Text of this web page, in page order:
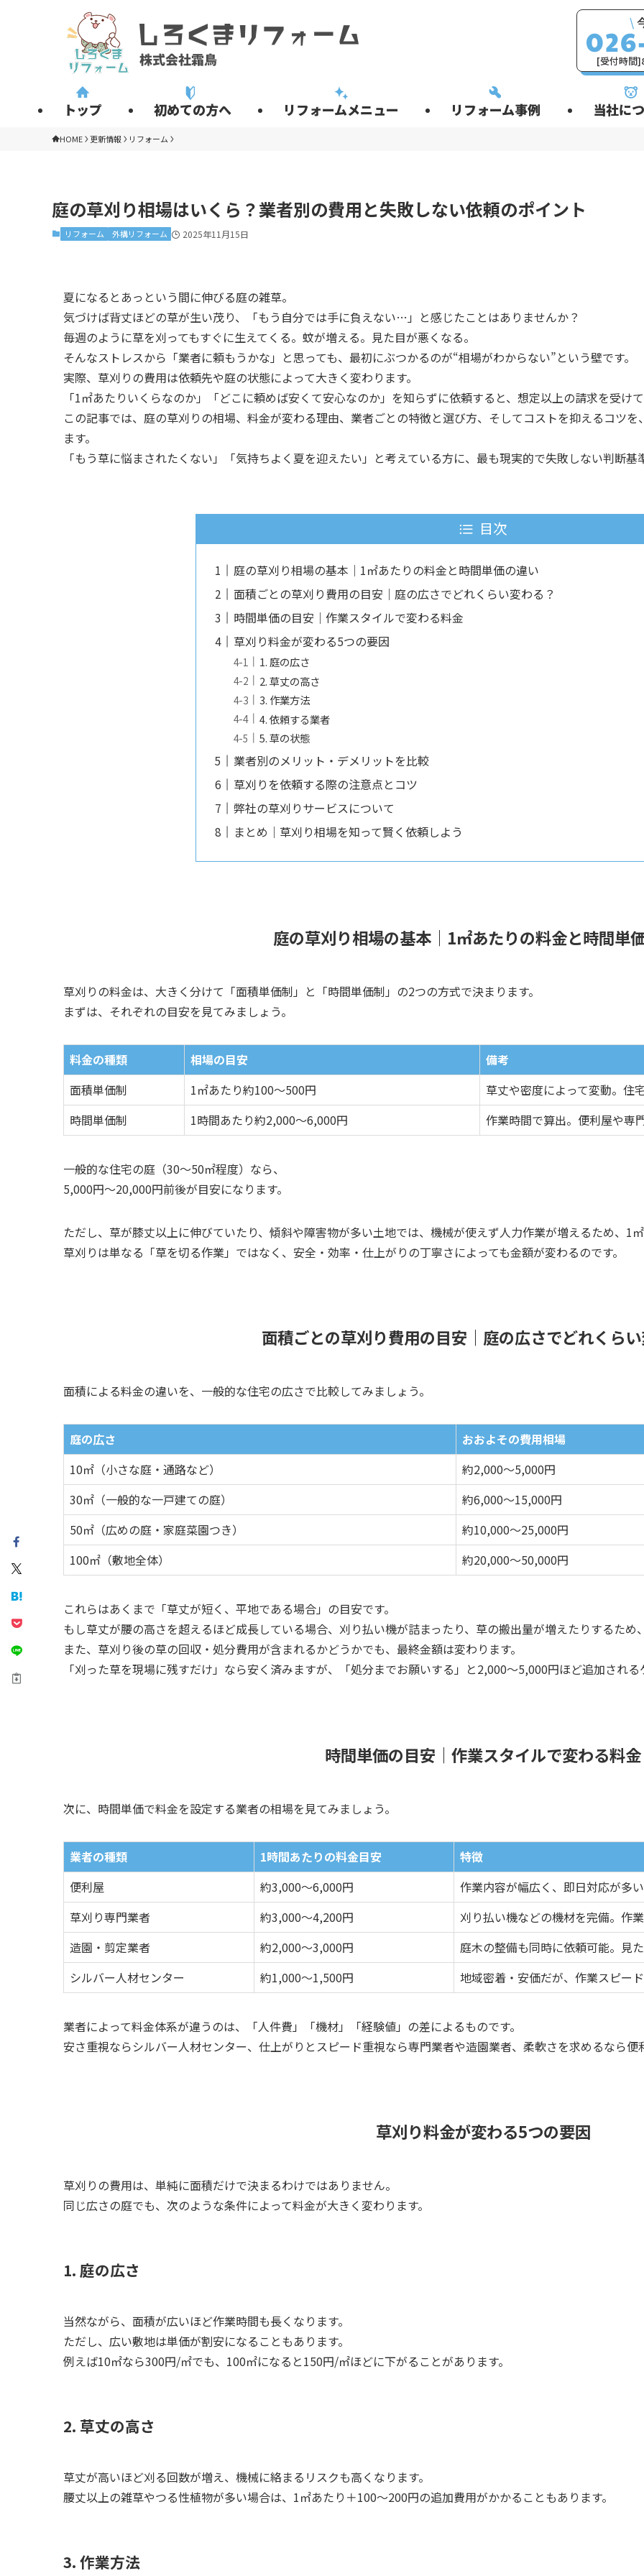
トップ 初めての方へ リフォームメニュー リフォーム事例 当社に
\
[受付時間
HOME 更新情報 リフォーム
庭の草刈り相場はいくら？業者別の費用と失敗しない依頼のポイント
リフォーム 外構リフォーム 2025年11月15日
夏になるとあっという間に伸びる庭の雑草。
気づけば背丈ほどの草が生い茂り、「もう自分では手に負えない…」と感じたことはありませんか？
毎週のように草を刈ってもすぐに生えてくる。蚊が増える。見た目が悪くなる。
そんなストレスから「業者に頼もうかな」と思っても、最初にぶつかるのが“相場がわからない”という壁です。
実際、草刈りの費用は依頼先や庭の状態によって大きく変わります。
「1㎡あたりいくらなのか」「どこに頼めば安くて安心なのか」を知らずに依頼すると、想定以上の請求を受け
この記事では、庭の草刈りの相場、料金が変わる理由、業者ごとの特徴と選び方、そしてコストを抑えるコツ
ます。
「もう草に悩まされたくない」「気持ちよく夏を迎えたい」と考えている方に、最も現実的で失敗しない判断基
目次
庭の草刈り相場の基本｜1㎡あたりの料金と時間単価の違い
面積ごとの草刈り費用の目安｜庭の広さでどれくらい変わる？
時間単価の目安｜作業スタイルで変わる料金
草刈り料金が変わる5つの要因
1. 庭の広さ
2. 草丈の高さ
3. 作業方法
4. 依頼する業者
5. 草の状態
業者別のメリット・デメリットを比較
草刈りを依頼する際の注意点とコツ
弊社の草刈りサービスについて
まとめ｜草刈り相場を知って賢く依頼しよう
庭の草刈り相場の基本｜1㎡あたりの料金と時間単
草刈りの料金は、大きく分けて「面積単価制」と「時間単価制」の2つの方式で決まります。
まずは、それぞれの目安を見てみましょう。
料金の種類 相場の目安
備考
面積単価制
1㎡あたり約100〜500円
草丈や密度によって変動。住
時間単価制
1時間あたり約2,000〜6,000円 作業時間で算出。便利屋や専
一般的な住宅の庭（30〜50㎡程度）なら、
5,000円〜20,000円前後が目安になります。
ただし、草が膝丈以上に伸びていたり、傾斜や障害物が多い土地では、機械が使えず人力作業が増えるため、1
草刈りは単なる「草を切る作業」ではなく、安全・効率・仕上がりの丁寧さによっても金額が変わるのです。
面積ごとの草刈り費用の目安｜庭の広さでどれくら
面積による料金の違いを、一般的な住宅の広さで比較してみましょう。
庭の広さ
おおよその費用相場
10㎡（小さな庭・通路など）
約2,000〜5,000円
30㎡（一般的な一戸建ての庭）
約6,000〜15,000円
50㎡（広めの庭・家庭菜園つき）
約10,000〜25,000円
100㎡（敷地全体）
約20,000〜50,000円
これらはあくまで「草丈が短く、平地である場合」の目安です。
もし草丈が腰の高さを超えるほど成長している場合、刈り払い機が詰まったり、草の搬出量が増えたりするため
また、草刈り後の草の回収・処分費用が含まれるかどうかでも、最終金額は変わります。
「刈った草を現場に残すだけ」なら安く済みますが、「処分までお願いする」と2,000〜5,000円ほど追加され
時間単価の目安｜作業スタイルで変わる料金
次に、時間単価で料金を設定する業者の相場を見てみましょう。
業者の種類 1時間あたりの料金目安
特徴
便利屋
約3,000〜6,000円
作業内容が幅広く、即日対応が多
草刈り専門業者
約3,000〜4,200円
刈り払い機などの機材を完備。作
造園・剪定業者
約2,000〜3,000円
庭木の整備も同時に依頼可能。見
シルバー人材センター
約1,000〜1,500円 地域密着・安価だが、作業スピー
業者によって料金体系が違うのは、「人件費」「機材」「経験値」の差によるものです。
安さ重視ならシルバー人材センター、仕上がりとスピード重視なら専門業者や造園業者、柔軟さを求めるなら便
草刈り料金が変わる5つの要因
草刈りの費用は、単純に面積だけで決まるわけではありません。
同じ広さの庭でも、次のような条件によって料金が大きく変わります。
1. 庭の広さ
当然ながら、面積が広いほど作業時間も長くなります。
ただし、広い敷地は単価が割安になることもあります。
例えば10㎡なら300円/㎡でも、100㎡になると150円/㎡ほどに下がることがあります。
2. 草丈の高さ
草丈が高いほど刈る回数が増え、機械に絡まるリスクも高くなります。
腰丈以上の雑草やつる性植物が多い場合は、1㎡あたり＋100〜200円の追加費用がかかることもあります。
3. 作業方法